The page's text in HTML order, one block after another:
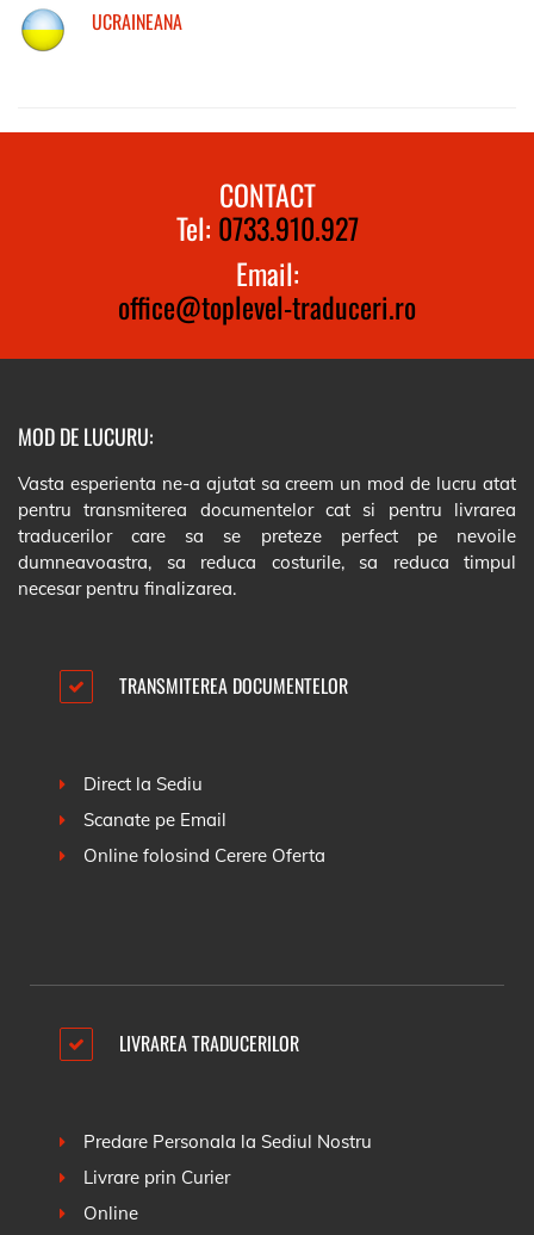
UCRAINEANA
CONTACT
Tel: 0733.910.927
Email:
office@toplevel-traduceri.ro
MOD DE LUCURU:
Vasta esperienta ne-a ajutat sa creem un mod de lucru atat
pentru transmiterea documentelor cat si pentru livrarea
traducerilor care sa se preteze perfect pe nevoile
dumneavoastra, sa reduca costurile, sa reduca timpul
necesar pentru finalizarea.
TRANSMITEREA DOCUMENTELOR
Direct la Sediu
Scanate pe Email
Online folosind Cerere Oferta
LIVRAREA TRADUCERILOR
Predare Personala la Sediul Nostru
Livrare prin Curier
Online